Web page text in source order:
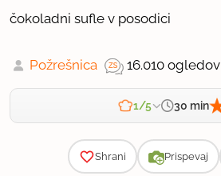
čokoladni sufle v posodici
Požrešnica 16.010 ogledov
1/5 30 min
Shrani Prispevaj